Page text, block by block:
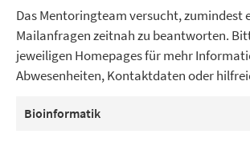
Das Mentoringteam versucht, zumindest
Mailanfragen zeitnah zu beantworten.
jeweiligen Homepages für mehr
Abwesenheiten, Kontaktdaten oder
Bioinformatik